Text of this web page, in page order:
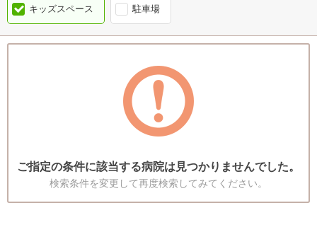
キッズスペース 駐車場
ご指定の条件に該当する病院は見つかりませんでした。
検索条件を変更して再度検索してみてください。